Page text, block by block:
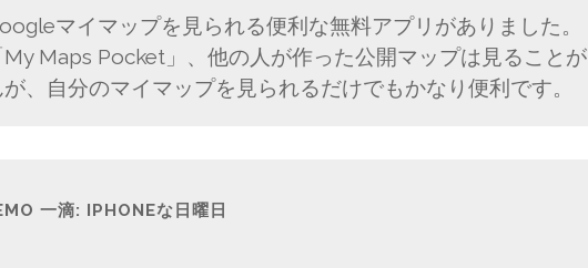
マイマップを見られる便利な無料アプリがありました。
My Maps Pocket」、他の人が作った公開マップは見ることが
、自分のマイマップを見られるだけでもかなり便利です。
一滴: IPHONEな日曜日